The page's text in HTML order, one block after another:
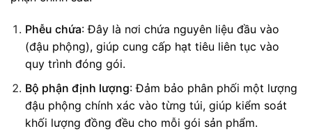
Phễu chứa: Đây là nơi chứa nguyên liệu đầu vào
(đậu phộng), giúp cung cấp hạt tiêu liên tục vào
quy trình đóng gói.
Bộ phận định lượng: Đảm bảo phân phối một lượng
đậu phộng chính xác vào từng túi, giúp kiểm soát
khối lượng đồng đều cho mỗi gói sản phẩm.